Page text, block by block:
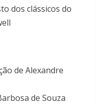
dos clássicos do
de Alexandre
de Souza